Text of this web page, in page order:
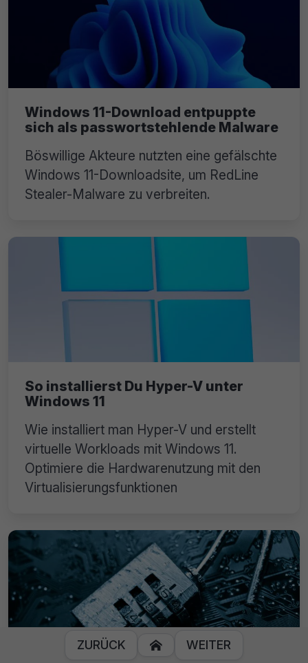
Windows 11-Download entpuppte
sich als passwortstehlende Malware
Böswillige Akteure nutzten eine gefälschte
Windows 11-Downloadsite, um RedLine
Stealer-Malware zu verbreiten.
So installierst Du Hyper-V unter
Windows 11
Wie installiert man Hyper-V und erstellt
virtuelle Workloads mit Windows 11.
Optimiere die Hardwarenutzung mit den
Virtualisierungsfunktionen
ZURÜCK  WEITER